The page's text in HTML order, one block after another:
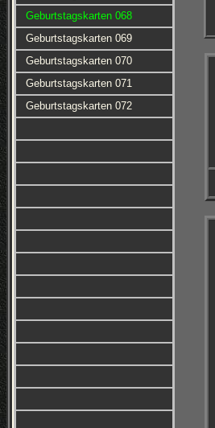
Geburtstagskarten 068
Geburtstagskarten 069
Geburtstagskarten 070
Geburtstagskarten 071
Geburtstagskarten 072